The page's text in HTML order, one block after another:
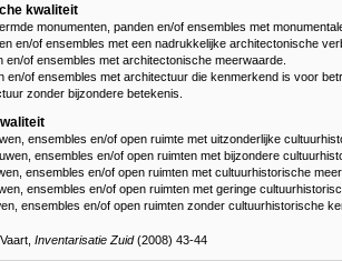
kwaliteit
monumenten, panden en/of ensembles met
en/of ensembles met een nadrukkelijke architectonische
en/of ensembles met architectonische meerwaarde.
en/of ensembles met architectuur die kenmerkend is voor
zonder bijzondere betekenis.
ensembles en/of open ruimte met uitzonderlijke
ensembles en/of open ruimten met bijzondere
ensembles en/of open ruimten met cultuurhistorische
ensembles en/of open ruimten met geringe
ensembles en/of open ruimten zonder cultuurhistorische
Inventarisatie Zuid(2008) 43-44